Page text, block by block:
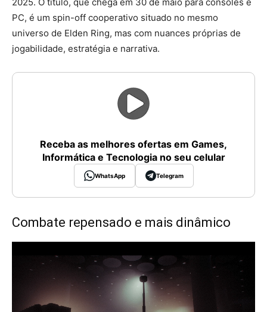
PC, é um spin-off cooperativo situado no mesmo
universo de Elden Ring, mas com nuances próprias de
jogabilidade, estratégia e narrativa.
Receba as melhores ofertas em Games,
Informática e Tecnologia no seu celular
WhatsApp Telegram
Combate repensado e mais dinâmico